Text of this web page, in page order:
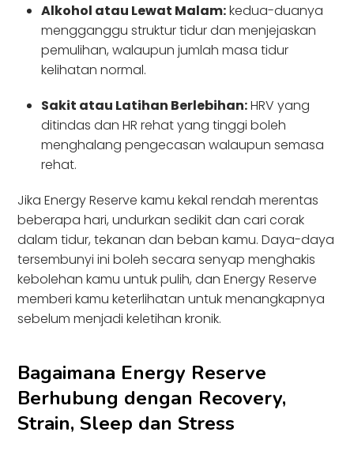
Alkohol atau Lewat Malam:kedua-duanya
mengganggu struktur tidur dan menjejaskan
pemulihan, walaupun jumlah masa tidur
kelihatan normal.
Sakit atau Latihan Berlebihan:HRV yang
ditindas dan HR rehat yang tinggi boleh
menghalang pengecasan walaupun semasa
rehat.
Jika Energy Reserve kamu kekal rendah merentas
beberapa hari, undurkan sedikit dan cari corak
dalam tidur, tekanan dan beban kamu. Daya-daya
tersembunyi ini boleh secara senyap menghakis
kebolehan kamu untuk pulih, dan Energy Reserve
memberi kamu keterlihatan untuk menangkapnya
sebelum menjadi keletihan kronik.
Bagaimana Energy Reserve
Berhubung dengan Recovery,
Strain, Sleep dan Stress